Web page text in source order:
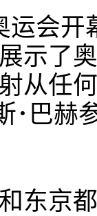
运会
示了
从任
･巴
东京